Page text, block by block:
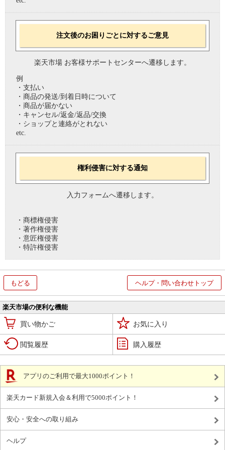
注文後のお困りごとに対するご意見
楽天市場 お客様サポートセンターへ遷移します。
例
・支払い
・商品の発送/到着日時について
・商品が届かない
・キャンセル/返金/返品/交換
・ショップと連絡がとれない
etc.
権利侵害に対する通知
入力フォームへ遷移します。
・商標権侵害
・著作権侵害
・意匠権侵害
・特許権侵害
もどる ヘルプ・問い合わせトップ
楽天市場の便利な機能
買い物かご お気に入り
閲覧履歴 購入履歴
アプリのご利用で最大1000ポイント！
楽天カード新規入会＆利用で5000ポイント！
安心・安全への取り組み
ヘルプ